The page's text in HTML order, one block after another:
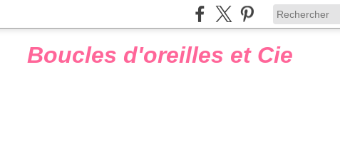
Boucles d'oreilles et Cie